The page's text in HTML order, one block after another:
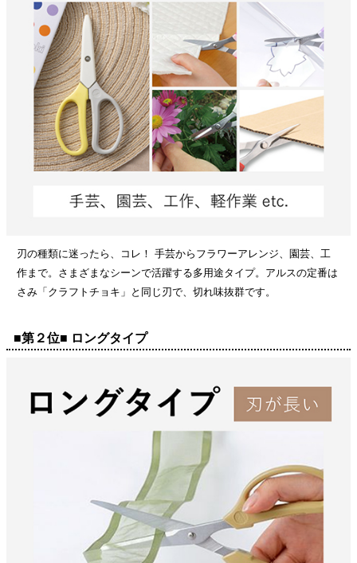
刃の種類に迷ったら、コレ！ 手芸からフラワーアレンジ、園芸、工
作まで。さまざまなシーンで活躍する多用途タイプ。アルスの定番は
さみ「クラフトチョキ」と同じ刃で、切れ味抜群です。
■第２位■ ロングタイプ